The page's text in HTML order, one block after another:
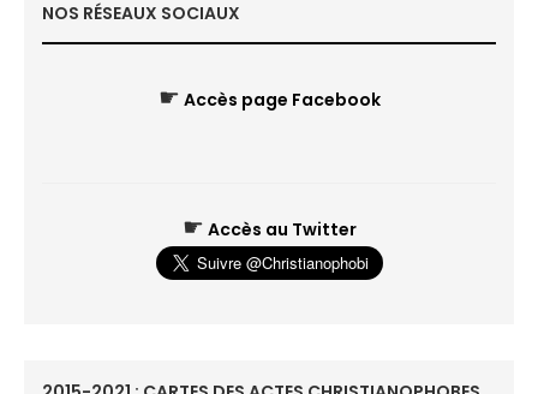
NOS RÉSEAUX SOCIAUX
☛ Accès page Facebook
☛ Accès au Twitter